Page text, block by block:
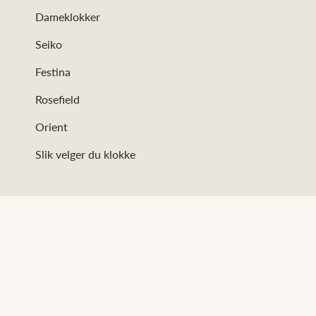
Dameklokker
Seiko
Festina
Rosefield
Orient
Slik velger du klokke